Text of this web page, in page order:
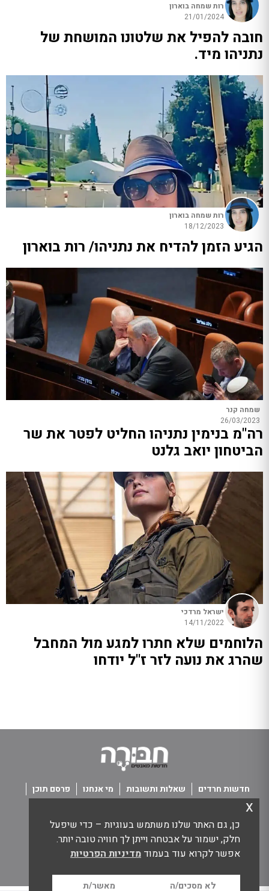
רות שמחה בוארון
21/01/2024
חובה להפיל את שלטונו המושחת של
נתניהו מיד.
רות שמחה בוארון
18/12/2023
הגיע הזמן להדיח את נתניהו/ רות בוארון
שמחה קנר
26/03/2023
רה"מ בנימין נתניהו החליט לפטר את שר
הביטחון יואב גלנט
ישראל מרדכי
14/11/2022
הלוחמים שלא חתרו למגע מול המחבל
שהרג את נועה לזר ז"ל יודחו
כן, גם האתר שלנו משתמש בעוגיות – כדי שיפעל
חלק, ישמור על אבטחה וייתן לך חוויה טובה יותר.
אפשר לקרוא עוד בעמוד מדיניות הפרטיות
לא מסכים/ה מאשר/ת
x
חדשות חרדים שאלות ותשובות מי אנחנו
פרסם תוכן
כל הזכויות שמורות חבורה - חדשות מאנשים